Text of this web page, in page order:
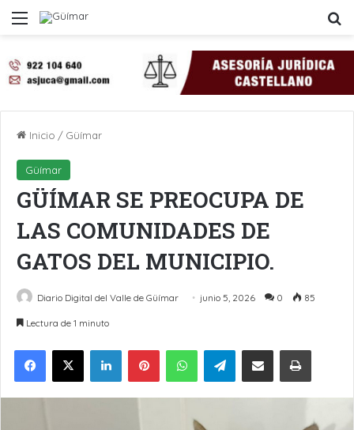
Menú
Inicio / Güímar
Güímar
GÜÍMAR SE PREOCUPA DE
LAS COMUNIDADES DE
GATOS DEL MUNICIPIO.
Diario Digital del Valle de Güímar junio 5, 2026 0 85
Lectura de 1 minuto
LinkedInPinterestWhatsAppTelegramCompartir por Email Imprimir